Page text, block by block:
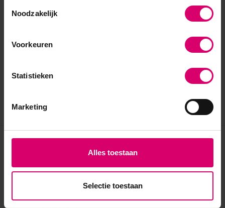
Noodzakelijk
Voorkeuren
Statistieken
Marketing
Alles toestaan
Selectie toestaan